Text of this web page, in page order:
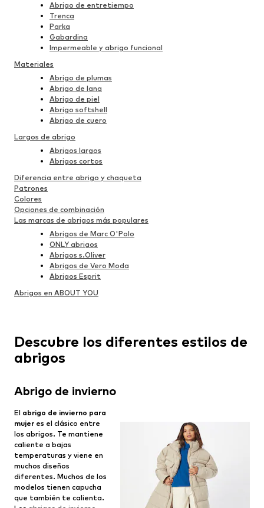
Abrigo de entretiempo
Trenca
Parka
Gabardina
Impermeable y abrigo funcional
Materiales
Abrigo de plumas
Abrigo de lana
Abrigo de piel
Abrigo softshell
Abrigo de cuero
Largos de abrigo
Abrigos largos
Abrigos cortos
Diferencia entre abrigo y chaqueta
Patrones
Colores
Opciones de combinación
Las marcas de abrigos más populares
Abrigos de Marc O'Polo
ONLY abrigos
Abrigos s.Oliver
Abrigos de Vero Moda
Abrigos Esprit
Abrigos en ABOUT YOU
Descubre los diferentes estilos de
abrigos
Abrigo de invierno
El abrigo de invierno para
mujer es el clásico entre
los abrigos. Te mantiene
caliente a bajas
temperaturas y viene en
muchos diseños
diferentes. Muchos de los
modelos tienen capucha
que también te calienta.